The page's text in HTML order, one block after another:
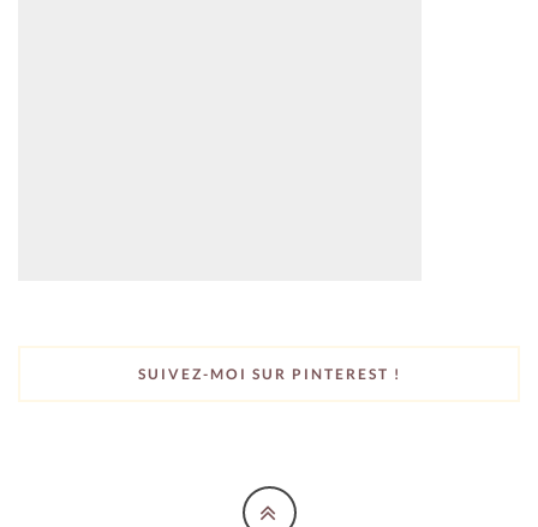
SUIVEZ-MOI SUR PINTEREST !